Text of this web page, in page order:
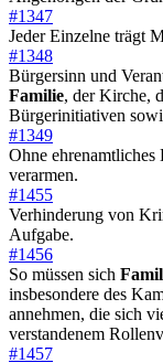
#1347
Jeder Einzelne trägt
#1348
Bürgersinn und
Familie, der Kirche,
Bürgerinitiativen
#1349
Ohne ehrenamtliches
verarmen.
#1455
Verhinderung von
Aufgabe.
#1456
So müssen sich
insbesondere des
annehmen, die sich
verstandenem
#1457